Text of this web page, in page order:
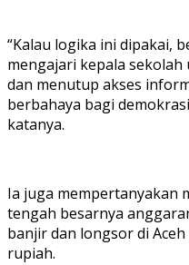
“Kalau logika ini dipakai,
mengajari kepala
dan menutup akses
berbahaya bagi
katanya.
Ia juga mempertanyakan
tengah besarnya
banjir dan longsor di
rupiah.